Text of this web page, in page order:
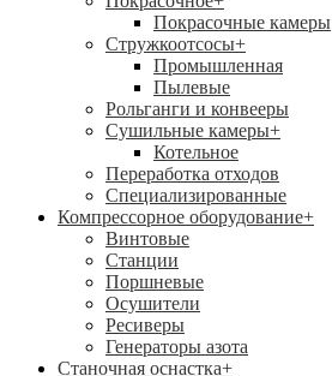
Покрасочные камеры
Стружкоотсосы+
Промышленная
Пылевые
Рольганги и конвееры
Сушильные камеры+
Котельное
Переработка отходов
Специализированные
Компрессорное оборудование+
Винтовые
Станции
Поршневые
Осушители
Ресиверы
Генераторы азота
Станочная оснастка+